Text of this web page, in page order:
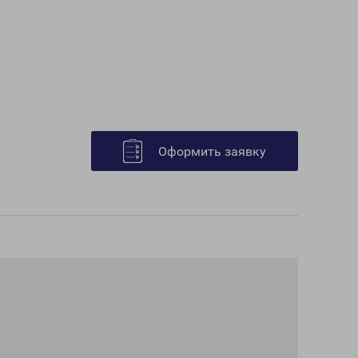
Оформить заявку